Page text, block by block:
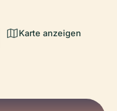
Karte anzeigen